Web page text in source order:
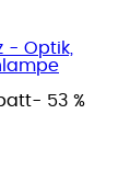
- Optik,
- 53 %